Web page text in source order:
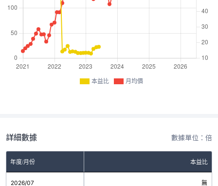
本益比 月均價
詳細數據 數據單位：倍
年度/月份 本益比
2026/07 無